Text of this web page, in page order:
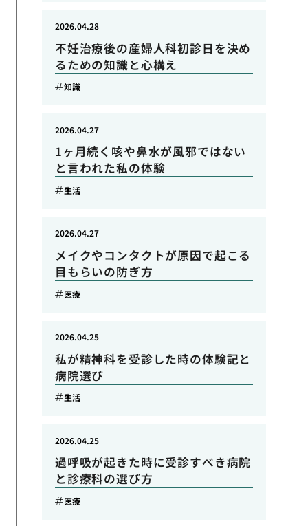
不妊治療後の産婦人科初診日を決め
るための知識と心構え
2026.04.28
知識
1ヶ月続く咳や鼻水が風邪ではない
と言われた私の体験
2026.04.27
生活
メイクやコンタクトが原因で起こる
目もらいの防ぎ方
2026.04.27
医療
私が精神科を受診した時の体験記と
病院選び
2026.04.25
生活
過呼吸が起きた時に受診すべき病院
と診療科の選び方
2026.04.25
医療